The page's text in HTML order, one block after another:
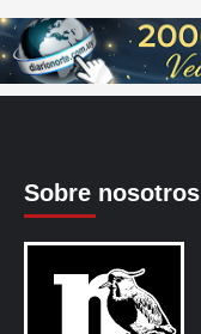
Sobre nosotros